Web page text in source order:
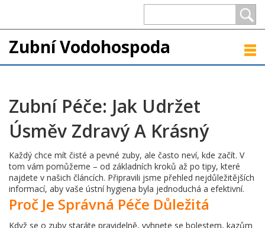
Zubní Vodohospoda
Zubní Péče: Jak Udržet
Úsměv Zdravý A Krásný
Každý chce mít čisté a pevné zuby, ale často neví, kde začít. V
tom vám pomůžeme – od základních kroků až po tipy, které
najdete v našich článcích. Připravili jsme přehled nejdůležitějších
informací, aby vaše ústní hygiena byla jednoduchá a efektivní.
Proč Je Správná Péče Důležitá
Když se o zuby staráte pravidelně, vyhnete se bolestem, kazům